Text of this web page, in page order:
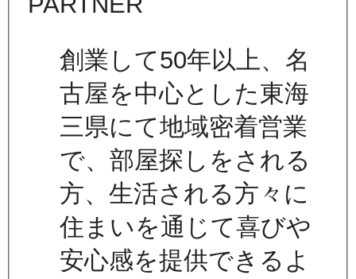
創業して50年以上、名
古屋を中心とした東海
三県にて地域密着営業
で、部屋探しをされる
方、生活される方々に
住まいを通じて喜びや
安心感を提供できるよ